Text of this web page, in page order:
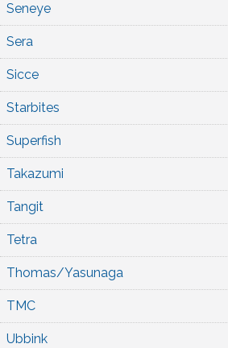
Seneye
Sera
Sicce
Starbites
Superfish
Takazumi
Tangit
Tetra
Thomas/Yasunaga
TMC
Ubbink